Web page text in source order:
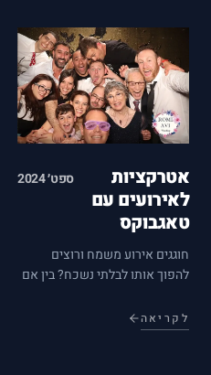
האורחים שלכם…
אטרקציות
לאירועים עם
טאגבוקס
ספט׳ 2024
חוגגים אירוע משמח ורוצים
להפוך אותו לבלתי נשכח? בין אם
שמחה אחרת, האטרקציות של
טאגבוקס הם דרך מושלמת
לקריאה